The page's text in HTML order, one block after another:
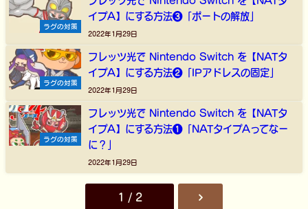
ラグの対策
イプA】にする方法❸「ポートの解放」
2022年1月29日
ラグの対策
フレッツ光で Nintendo Switch を【NATタ
イプA】にする方法❷「IPアドレスの固定」
2022年1月29日
ラグの対策
フレッツ光で Nintendo Switch を【NATタ
イプA】にする方法❶「NATタイプAってなー
に？」
2022年1月29日
1 / 2